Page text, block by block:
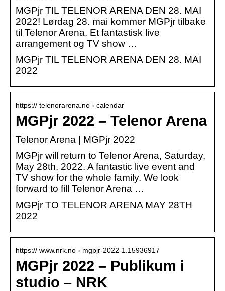
MGPjr TIL TELENOR ARENA DEN 28. MAI
2022! Lørdag 28. mai kommer MGPjr tilbake
til Telenor Arena. Et fantastisk live
arrangement og TV show …
MGPjr TIL TELENOR ARENA DEN 28. MAI
2022
https:// telenorarena.no › calendar
MGPjr 2022 – Telenor Arena
Telenor Arena | MGPjr 2022
MGPjr will return to Telenor Arena, Saturday,
May 28th, 2022. A fantastic live event and
TV show for the whole family. We look
forward to fill Telenor Arena …
MGPjr TO TELENOR ARENA MAY 28TH
2022
https:// www.nrk.no › mgpjr-2022-1.15936917
MGPjr 2022 – Publikum i
studio – NRK